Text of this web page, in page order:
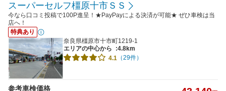
スーパーセルフ橿原十市ＳＳ
今なら口コミ投稿で100P進呈！★PayPayによる決済が可能★ ぜひ車検は当
店へ！
特典あり
奈良県橿原市十市町1219-1
エリアの中心から
:4.8km
4.1 （29件）
参考車検価格